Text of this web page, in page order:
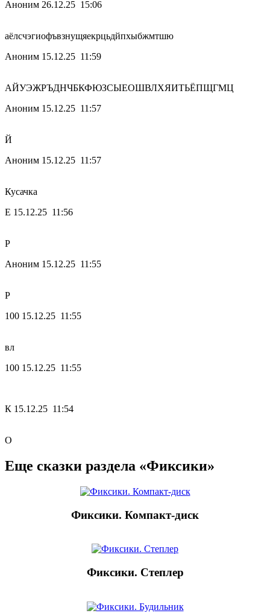
Аноним 26.12.25 15:06
аëлсчэгиофъвзнущяекрцьдйпхыбжмтшю
Аноним 15.12.25 11:59
АЙУЭЖРЪДНЧБКФЮЗСЫЕОШВЛХЯИТЬËПЩГМЦ
Аноним 15.12.25 11:57
Й
Аноним 15.12.25 11:57
Кусачка
Е 15.12.25 11:56
Р
Аноним 15.12.25 11:55
Р
100 15.12.25 11:55
вл
100 15.12.25 11:55
К 15.12.25 11:54
О
Еще сказки раздела «Фиксики»
Фиксики. Компакт-диск
Фиксики. Степлер